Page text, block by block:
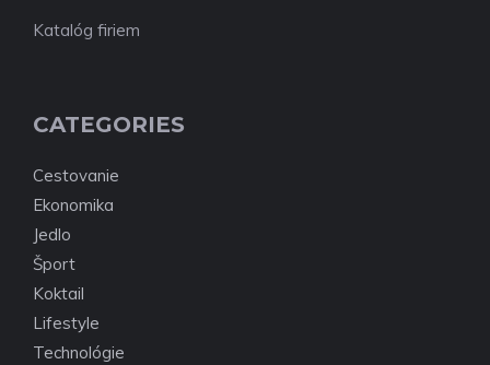
Katalóg firiem
CATEGORIES
Cestovanie
Ekonomika
Jedlo
Šport
Koktail
Lifestyle
Technológie